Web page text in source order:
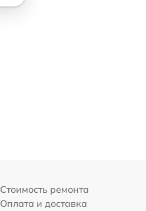
Стоимость ремонта
Оплата и доставка